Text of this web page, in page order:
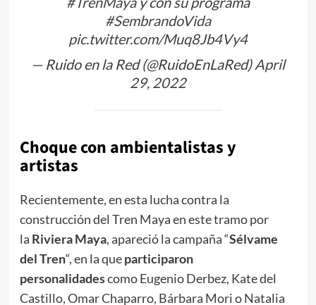
#SembrandoVida
pic.twitter.com/Muq8Jb4Vy4
— Ruido en la Red (@RuidoEnLaRed)April
29, 2022
Choque con ambientalistas y
artistas
Recientemente, en esta lucha contra la
construcción del Tren Maya en este tramo por
la Riviera Maya, apareció la campaña “Sélvame
del Tren“, en la queparticiparon
personalidadescomo Eugenio Derbez, Kate del
Castillo, Omar Chaparro, Bárbara Mori o Natalia